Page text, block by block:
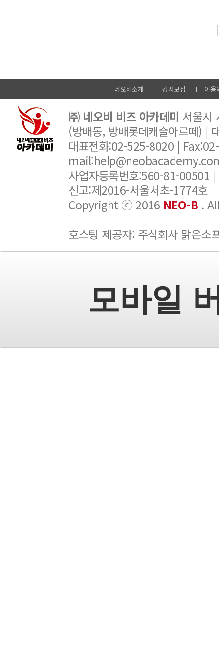
네오비소개 강사모집 이용
㈜ 네오비 비즈 아카데미 서울시
(방배동, 방배롯데캐슬아르떼) |
대표전화:02-525-8020 |
사업자등록번호:560-81-00501
신고:제2016-서울서초-1774호
Copyright ⓒ 2016 NEO-B .
호스팅 제공자: 주식회사 맑은소
모바일